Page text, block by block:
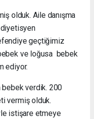
olduk. Aile danışma
geçtiğimiz
ve loğusa bebek
ediyor.
bebek verdik. 200
vermiş olduk.
istişare etmeye